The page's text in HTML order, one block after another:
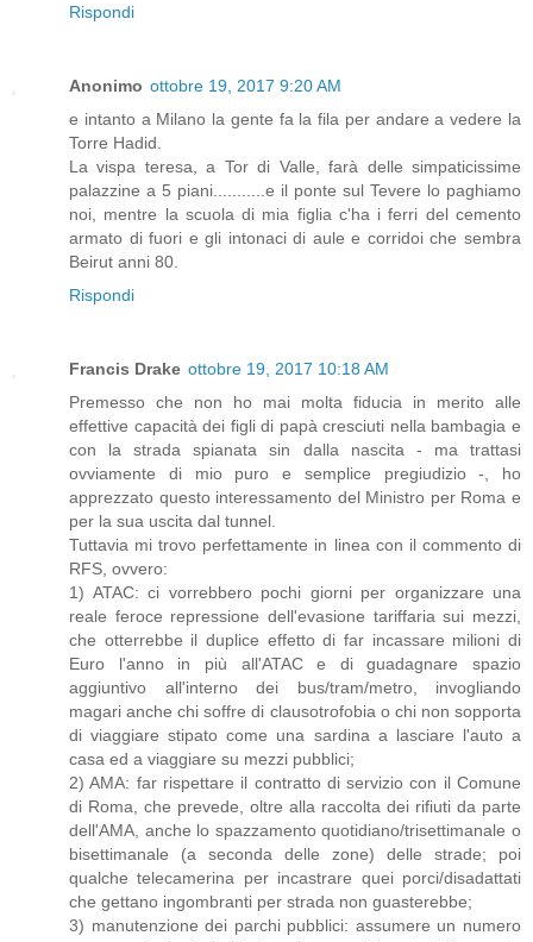
Rispondi
Anonimo ottobre 19, 2017 9:20 AM
e intanto a Milano la gente fa la fila per andare a vedere la
Torre Hadid.
La vispa teresa, a Tor di Valle, farà delle simpaticissime
palazzine a 5 piani...........e il ponte sul Tevere lo paghiamo
noi, mentre la scuola di mia figlia c'ha i ferri del cemento
armato di fuori e gli intonaci di aule e corridoi che sembra
Beirut anni 80.
Rispondi
Francis Drake ottobre 19, 2017 10:18 AM
Premesso che non ho mai molta fiducia in merito alle
effettive capacità dei figli di papà cresciuti nella bambagia e
con la strada spianata sin dalla nascita - ma trattasi
ovviamente di mio puro e semplice pregiudizio -, ho
apprezzato questo interessamento del Ministro per Roma e
per la sua uscita dal tunnel.
Tuttavia mi trovo perfettamente in linea con il commento di
RFS, ovvero:
1) ATAC: ci vorrebbero pochi giorni per organizzare una
reale feroce repressione dell'evasione tariffaria sui mezzi,
che otterrebbe il duplice effetto di far incassare milioni di
Euro l'anno in più all'ATAC e di guadagnare spazio
aggiuntivo all'interno dei bus/tram/metro, invogliando
magari anche chi soffre di clausotrofobia o chi non sopporta
di viaggiare stipato come una sardina a lasciare l'auto a
casa ed a viaggiare su mezzi pubblici;
2) AMA: far rispettare il contratto di servizio con il Comune
di Roma, che prevede, oltre alla raccolta dei rifiuti da parte
dell'AMA, anche lo spazzamento quotidiano/trisettimanale o
bisettimanale (a seconda delle zone) delle strade; poi
qualche telecamerina per incastrare quei porci/disadattati
che gettano ingombranti per strada non guasterebbe;
3) manutenzione dei parchi pubblici: assumere un numero